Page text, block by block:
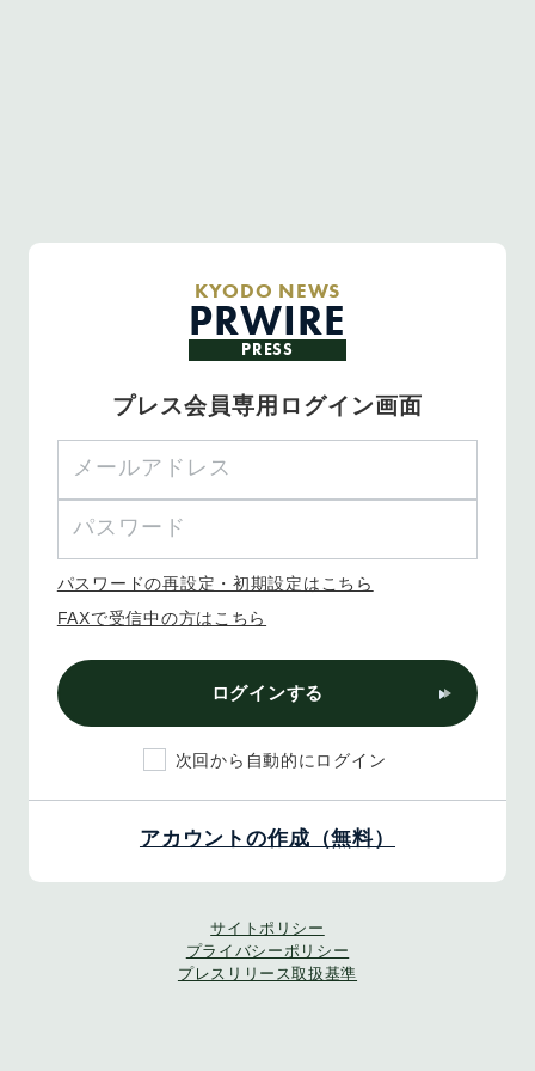
KYODO NEWS
PRWIRE
PRESS
プレス会員専用ログイン画面
パスワードの再設定・初期設定はこちら
FAXで受信中の方はこちら
ログインする
次回から自動的にログイン
アカウントの作成（無料）
サイトポリシー
プライバシーポリシー
プレスリリース取扱基準